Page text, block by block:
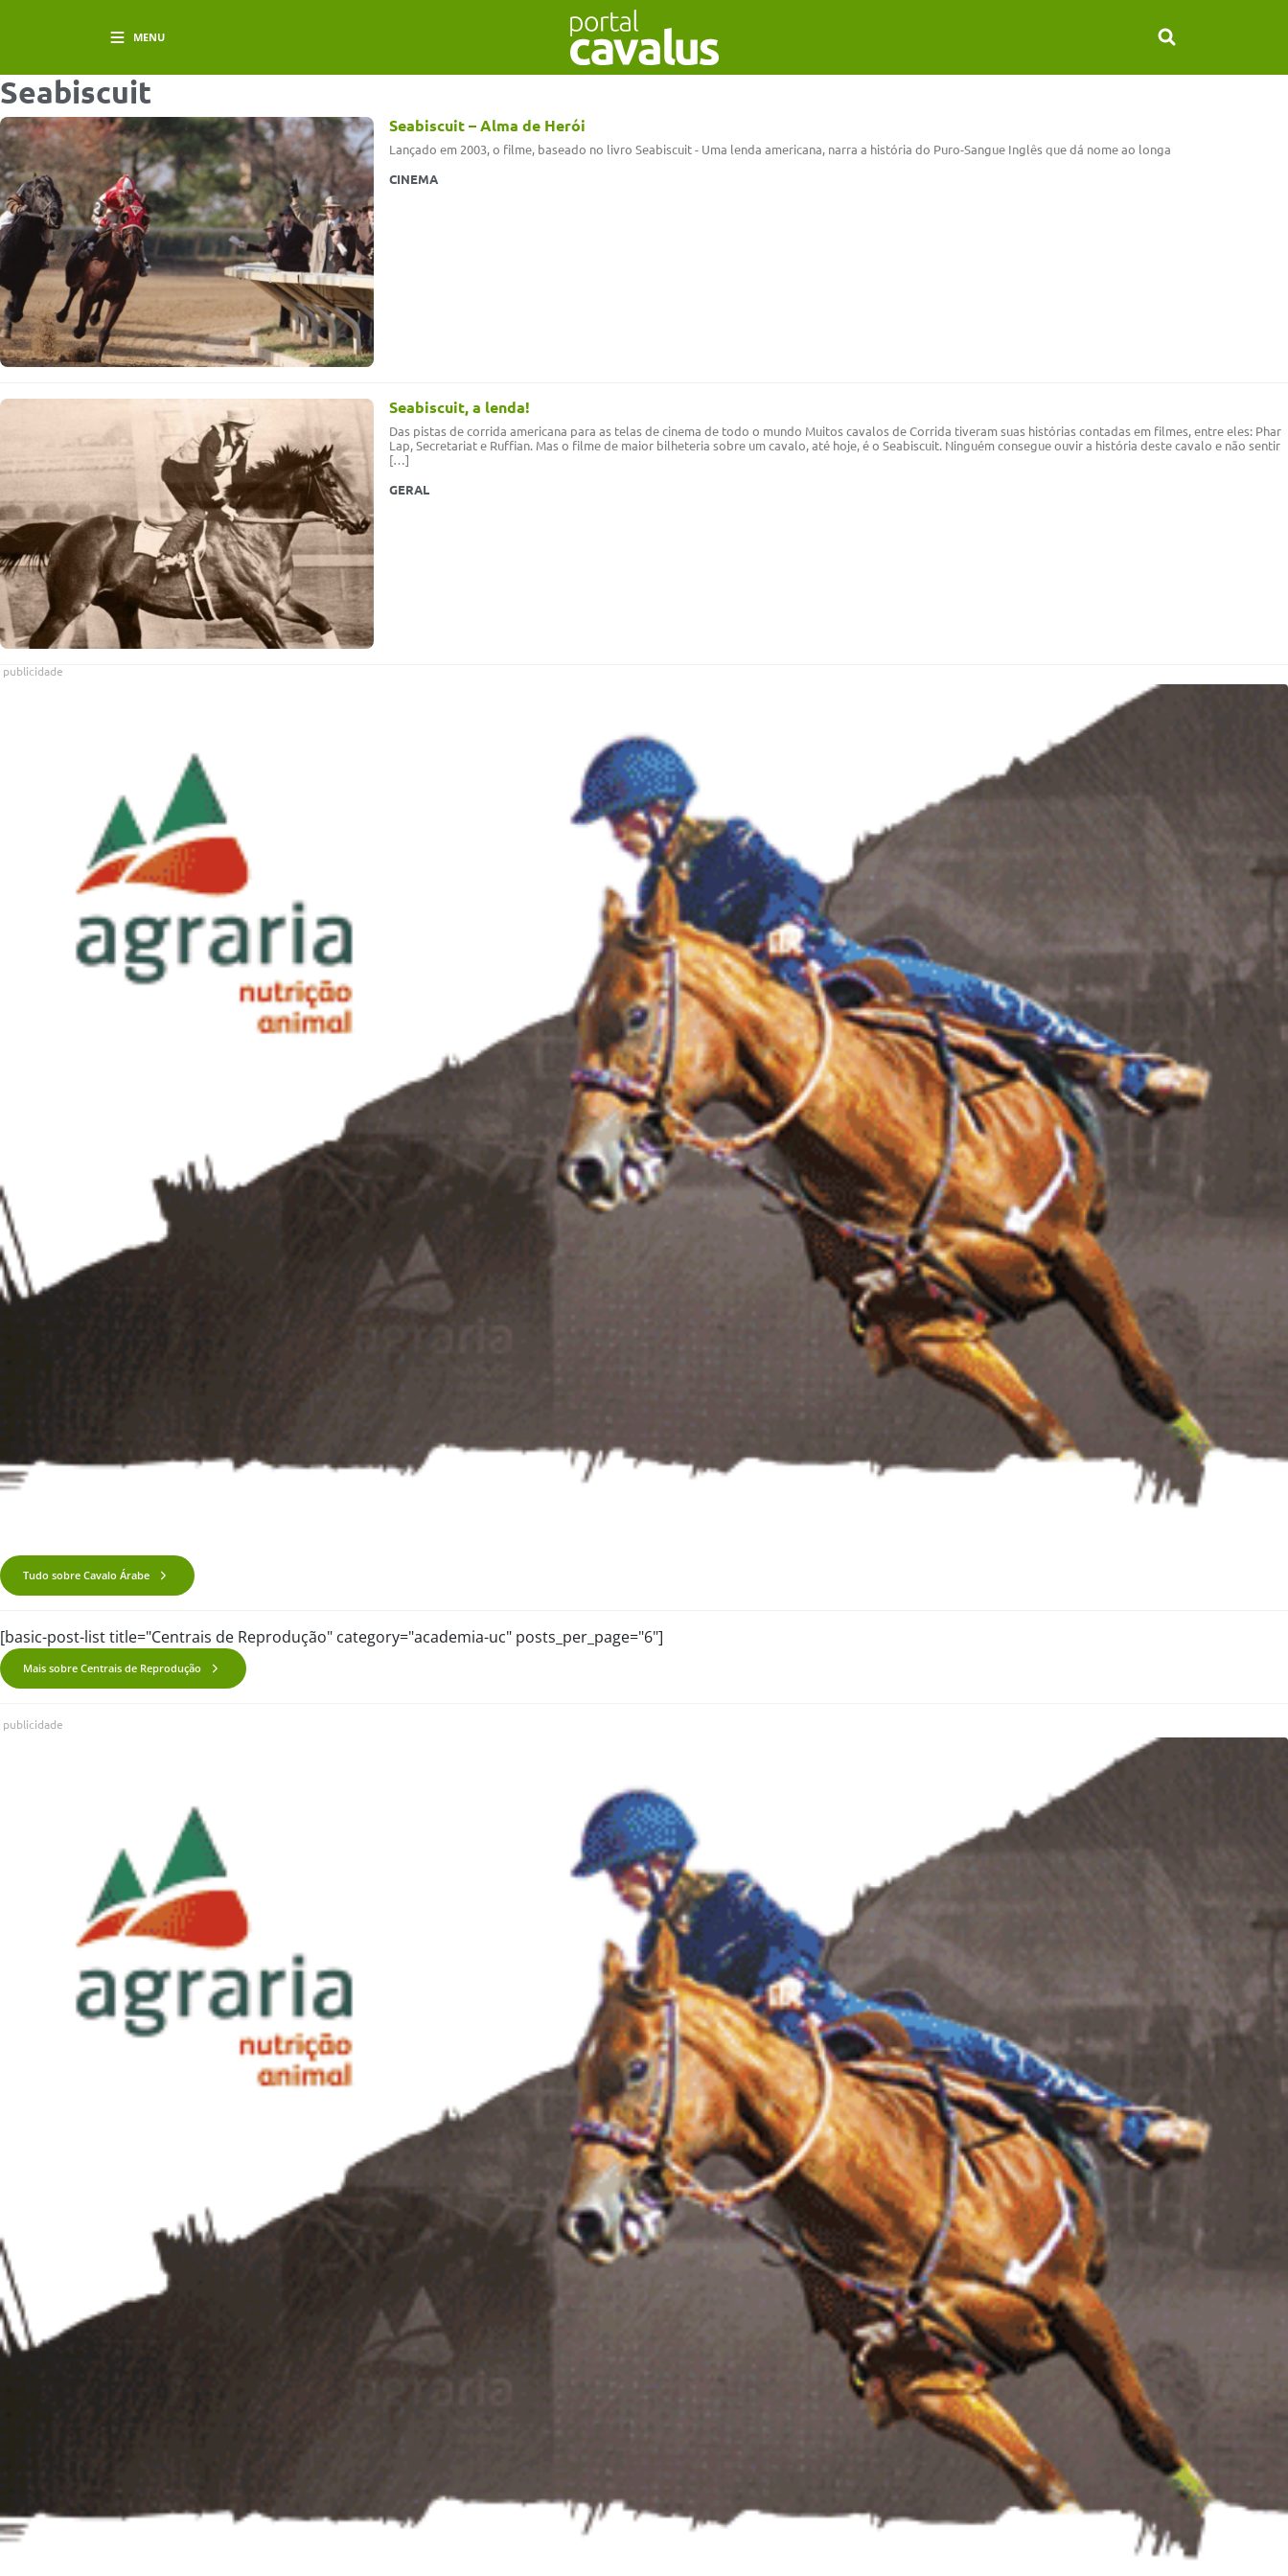
MENU
Seabiscuit
Seabiscuit – Alma de Herói
Lançado em 2003, o filme, baseado no livro Seabiscuit - Uma lenda americana, narra a história do Puro-Sangue Inglês que dá nome ao longa
CINEMA
Seabiscuit, a lenda!
Das pistas de corrida americana para as telas de cinema de todo o mundo Muitos cavalos de Corrida tiveram suas histórias contadas em filmes, entre eles: Phar
Lap, Secretariat e Ruffian. Mas o filme de maior bilheteria sobre um cavalo, até hoje, é o Seabiscuit. Ninguém consegue ouvir a história deste cavalo e não sentir
[…]
GERAL
publicidade
Tudo sobre Cavalo Árabe
[basic-post-list title="Centrais de Reprodução" category="academia-uc" posts_per_page="6"]
Mais sobre Centrais de Reprodução
publicidade